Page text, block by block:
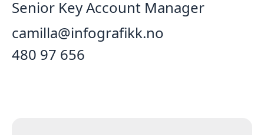
Senior Key Account Manager
camilla@infografikk.no
‭480 97 656‬